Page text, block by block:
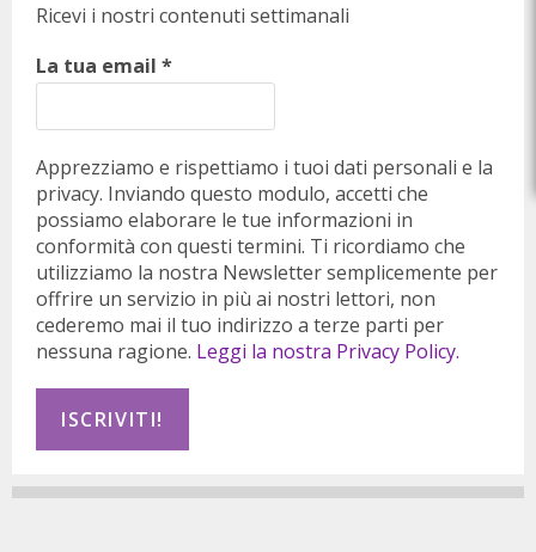
Ricevi i nostri contenuti settimanali
La tua email *
Apprezziamo e rispettiamo i tuoi dati personali e la
privacy. Inviando questo modulo, accetti che
possiamo elaborare le tue informazioni in
conformità con questi termini. Ti ricordiamo che
utilizziamo la nostra Newsletter semplicemente per
offrire un servizio in più ai nostri lettori, non
cederemo mai il tuo indirizzo a terze parti per
nessuna ragione. Leggi la nostra Privacy Policy.